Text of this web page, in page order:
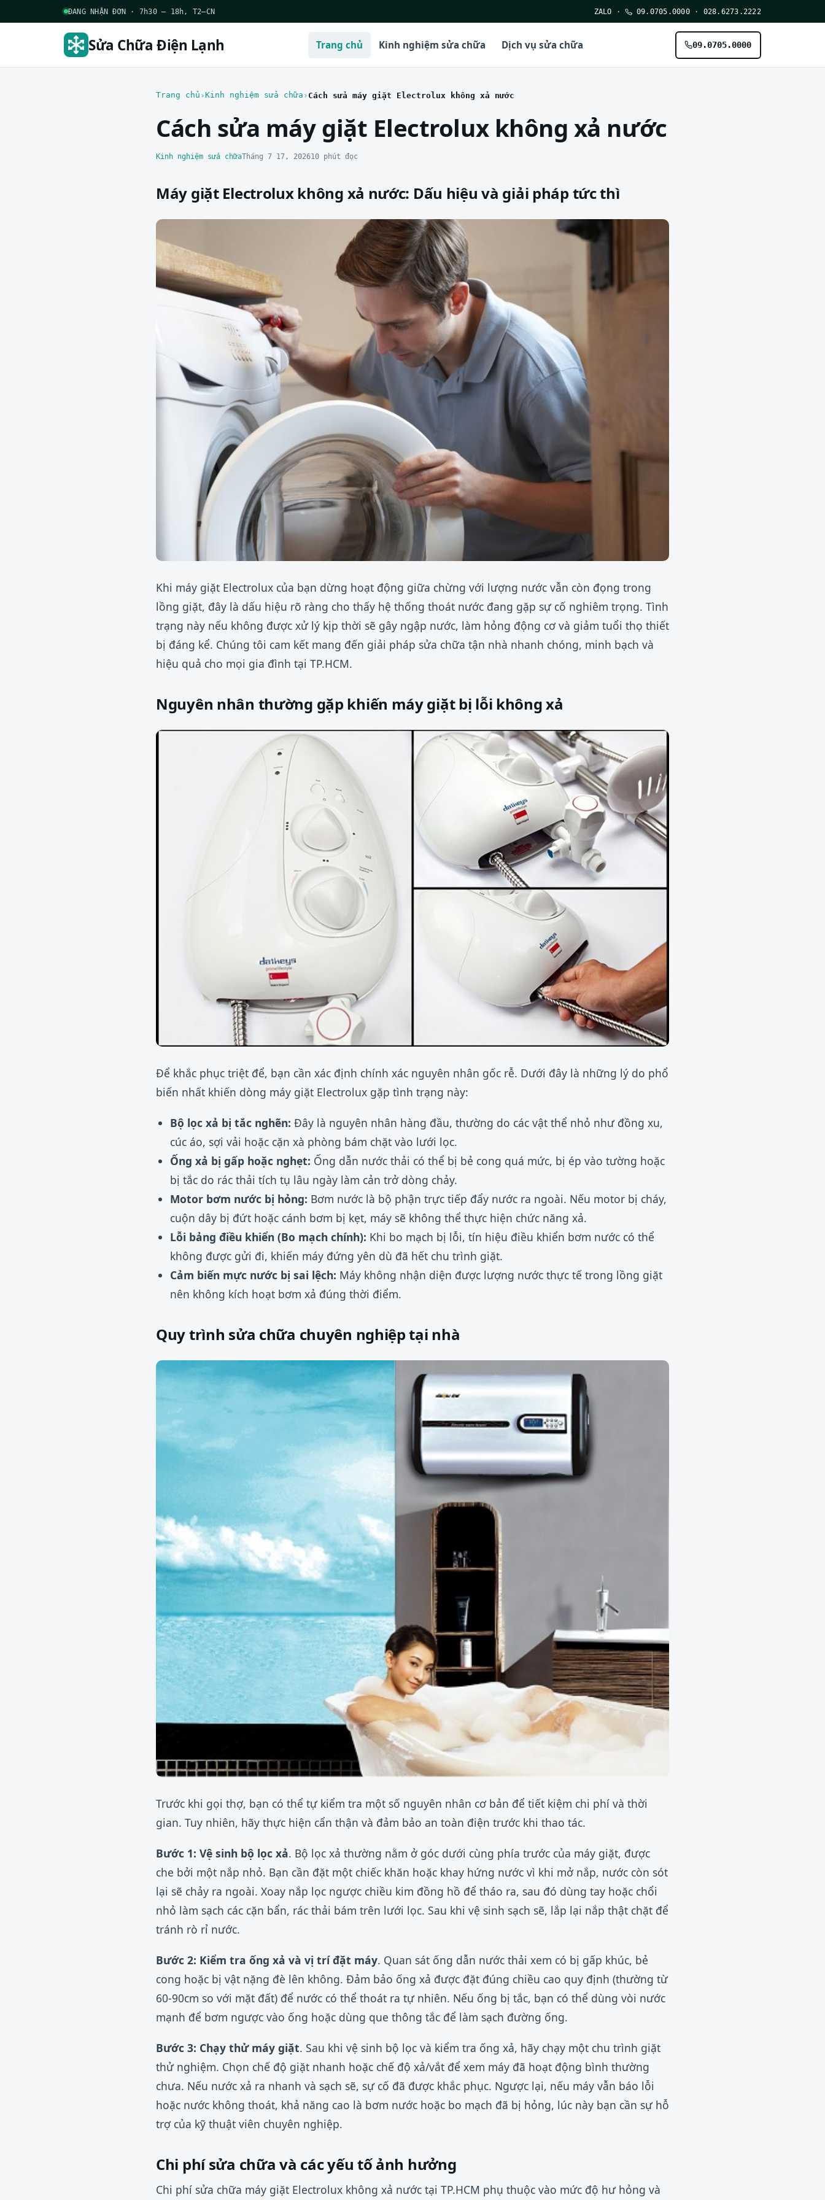
ĐANG NHẬN ĐƠN · 7h30 – 18h, T2–CN ZALO · 09.0705.0000 · 028.6273.2222
Sửa Chữa Điện Lạnh Trang chủ Kinh nghiệm sửa chữa Dịch vụ sửa chữa 09.0705.0000
Trang chủ Kinh nghiệm sửa chữa Cách sửa máy giặt Electrolux không xả nước
Cách sửa máy giặt Electrolux không xả nước
Kinh nghiệm sửa chữaTháng 7 17, 202610 phút đọc
Máy giặt Electrolux không xả nước: Dấu hiệu và giải pháp tức thì
Khi máy giặt Electrolux của bạn dừng hoạt động giữa chừng với lượng nước vẫn còn đọng trong
lồng giặt, đây là dấu hiệu rõ ràng cho thấy hệ thống thoát nước đang gặp sự cố nghiêm trọng. Tình
trạng này nếu không được xử lý kịp thời sẽ gây ngập nước, làm hỏng động cơ và giảm tuổi thọ thiết
bị đáng kể. Chúng tôi cam kết mang đến giải pháp sửa chữa tận nhà nhanh chóng, minh bạch và
hiệu quả cho mọi gia đình tại TP.HCM.
Nguyên nhân thường gặp khiến máy giặt bị lỗi không xả
Để khắc phục triệt để, bạn cần xác định chính xác nguyên nhân gốc rễ. Dưới đây là những lý do phổ
biến nhất khiến dòng máy giặt Electrolux gặp tình trạng này:
Bộ lọc xả bị tắc nghẽn: Đây là nguyên nhân hàng đầu, thường do các vật thể nhỏ như đồng xu,
cúc áo, sợi vải hoặc cặn xà phòng bám chặt vào lưới lọc.
Ống xả bị gấp hoặc nghẹt: Ống dẫn nước thải có thể bị bẻ cong quá mức, bị ép vào tường hoặc
bị tắc do rác thải tích tụ lâu ngày làm cản trở dòng chảy.
Motor bơm nước bị hỏng: Bơm nước là bộ phận trực tiếp đẩy nước ra ngoài. Nếu motor bị cháy,
cuộn dây bị đứt hoặc cánh bơm bị kẹt, máy sẽ không thể thực hiện chức năng xả.
Lỗi bảng điều khiển (Bo mạch chính): Khi bo mạch bị lỗi, tín hiệu điều khiển bơm nước có thể
không được gửi đi, khiến máy đứng yên dù đã hết chu trình giặt.
Cảm biến mực nước bị sai lệch: Máy không nhận diện được lượng nước thực tế trong lồng giặt
nên không kích hoạt bơm xả đúng thời điểm.
Quy trình sửa chữa chuyên nghiệp tại nhà
Trước khi gọi thợ, bạn có thể tự kiểm tra một số nguyên nhân cơ bản để tiết kiệm chi phí và thời
gian. Tuy nhiên, hãy thực hiện cẩn thận và đảm bảo an toàn điện trước khi thao tác.
Bước 1: Vệ sinh bộ lọc xả. Bộ lọc xả thường nằm ở góc dưới cùng phía trước của máy giặt, được
che bởi một nắp nhỏ. Bạn cần đặt một chiếc khăn hoặc khay hứng nước vì khi mở nắp, nước còn sót
lại sẽ chảy ra ngoài. Xoay nắp lọc ngược chiều kim đồng hồ để tháo ra, sau đó dùng tay hoặc chổi
nhỏ làm sạch các cặn bẩn, rác thải bám trên lưới lọc. Sau khi vệ sinh sạch sẽ, lắp lại nắp thật chặt để
tránh rò rỉ nước.
Bước 2: Kiểm tra ống xả và vị trí đặt máy. Quan sát ống dẫn nước thải xem có bị gấp khúc, bẻ
cong hoặc bị vật nặng đè lên không. Đảm bảo ống xả được đặt đúng chiều cao quy định (thường từ
60-90cm so với mặt đất) để nước có thể thoát ra tự nhiên. Nếu ống bị tắc, bạn có thể dùng vòi nước
mạnh để bơm ngược vào ống hoặc dùng que thông tắc để làm sạch đường ống.
Bước 3: Chạy thử máy giặt. Sau khi vệ sinh bộ lọc và kiểm tra ống xả, hãy chạy một chu trình giặt
thử nghiệm. Chọn chế độ giặt nhanh hoặc chế độ xả/vắt để xem máy đã hoạt động bình thường
chưa. Nếu nước xả ra nhanh và sạch sẽ, sự cố đã được khắc phục. Ngược lại, nếu máy vẫn báo lỗi
hoặc nước không thoát, khả năng cao là bơm nước hoặc bo mạch đã bị hỏng, lúc này bạn cần sự hỗ
trợ của kỹ thuật viên chuyên nghiệp.
Chi phí sửa chữa và các yếu tố ảnh hưởng
Chi phí sửa chữa máy giặt Electrolux không xả nước tại TP.HCM phụ thuộc vào mức độ hư hỏng và